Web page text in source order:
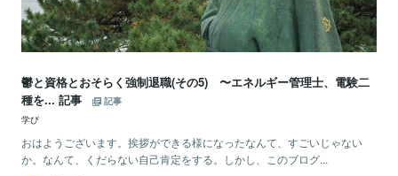
鬱と資格とおそらく強制退職(その5) 〜エネルギー管理士、電験二
種を... 記事
記事
学び
おはようございます。挨拶ができる様になったなんて、すごいじゃない
か。なんて、くだらない自己肯定をする。しかし、このブログ...